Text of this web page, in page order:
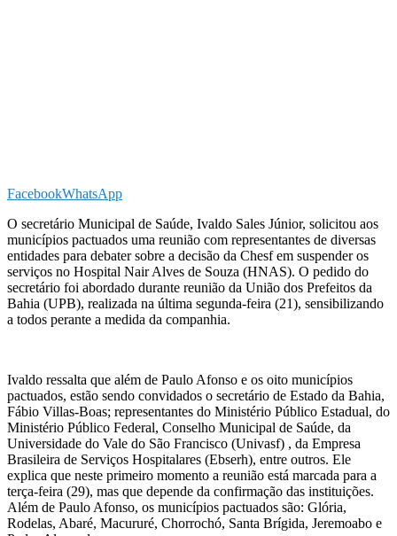
FacebookWhatsApp
O secretário Municipal de Saúde, Ivaldo Sales Júnior, solicitou aos
municípios pactuados uma reunião com representantes de diversas
entidades para debater sobre a decisão da Chesf em suspender os
serviços no Hospital Nair Alves de Souza (HNAS). O pedido do
secretário foi abordado durante reunião da União dos Prefeitos da
Bahia (UPB), realizada na última segunda-feira (21), sensibilizando
a todos perante a medida da companhia.
Ivaldo ressalta que além de Paulo Afonso e os oito municípios
pactuados, estão sendo convidados o secretário de Estado da Bahia,
Fábio Villas-Boas; representantes do Ministério Público Estadual, do
Ministério Público Federal, Conselho Municipal de Saúde, da
Universidade do Vale do São Francisco (Univasf) , da Empresa
Brasileira de Serviços Hospitalares (Ebserh), entre outros. Ele
explica que neste primeiro momento a reunião está marcada para a
terça-feira (29), mas que depende da confirmação das instituições.
Além de Paulo Afonso, os municípios pactuados são: Glória,
Rodelas, Abaré, Macururé, Chorrochó, Santa Brígida, Jeremoabo e